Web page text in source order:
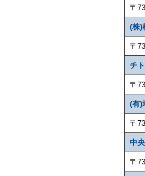
〒
(株)
〒
チ
〒
(有)
〒
中
〒